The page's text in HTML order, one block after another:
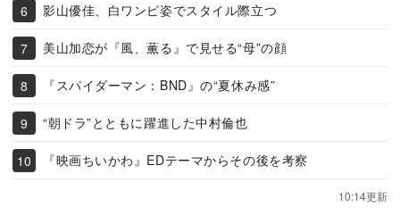
影山優佳、白ワンピ姿でスタイル際立つ
美山加恋が『風、薫る』で見せる“母”の顔
『スパイダーマン：BND』の“夏休み感”
“朝ドラ”とともに躍進した中村倫也
『映画ちいかわ』EDテーマからその後を考察
10:14更新